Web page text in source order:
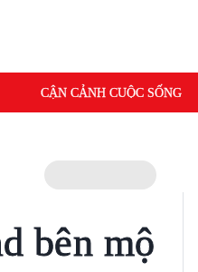
CẬN CẢNH CUỘC SỐNG
bên mộ